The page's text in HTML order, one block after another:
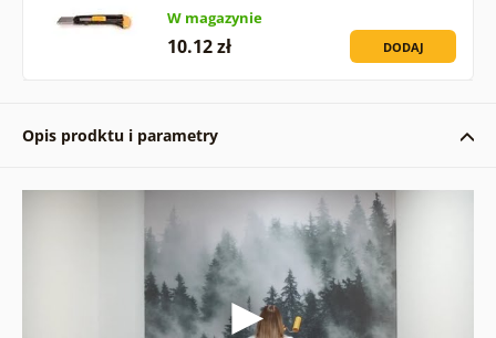
W magazynie
10.12 zł DODAJ
Opis prodktu i parametry